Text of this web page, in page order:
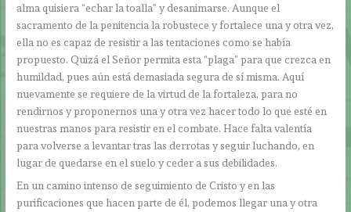
alma quisiera “echar la toalla” y desanimarse. Aunque el
sacramento de la penitencia la robustece y fortalece una y otra vez,
ella no es capaz de resistir a las tentaciones como se había
propuesto. Quizá el Señor permita esta “plaga” para que crezca en
humildad, pues aún está demasiada segura de sí misma. Aquí
nuevamente se requiere de la virtud de la fortaleza, para no
rendirnos y proponernos una y otra vez hacer todo lo que esté en
nuestras manos para resistir en el combate. Hace falta valentía
para volverse a levantar tras las derrotas y seguir luchando, en
lugar de quedarse en el suelo y ceder a sus debilidades.
En un camino intenso de seguimiento de Cristo y en las
purificaciones que hacen parte de él, podemos llegar una y otra